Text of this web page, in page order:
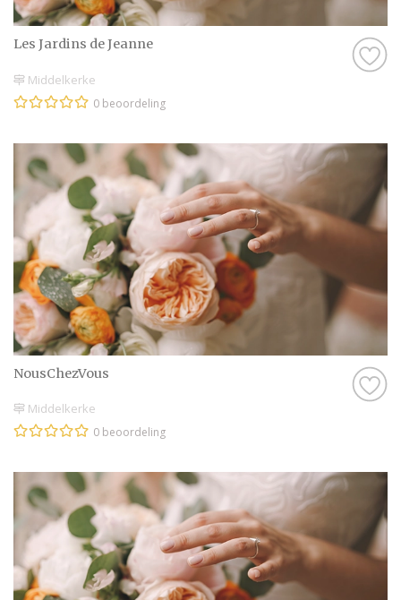
Les Jardins de Jeanne
Middelkerke
0 beoordeling
NousChezVous
Middelkerke
0 beoordeling